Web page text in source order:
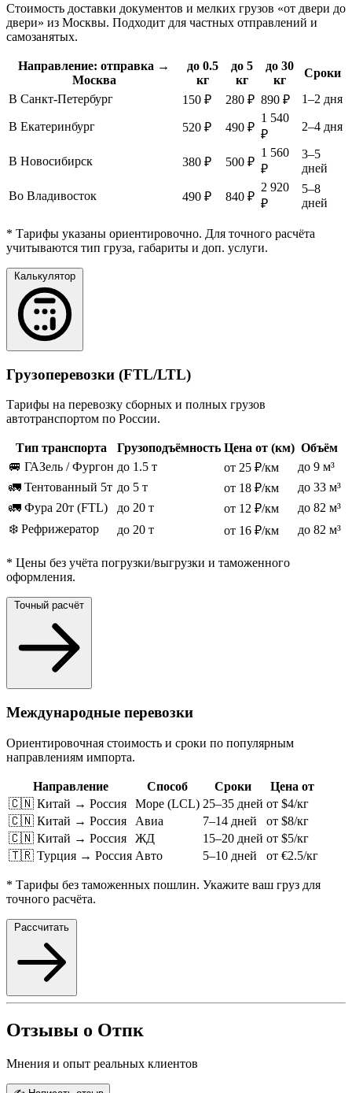
Стоимость доставки документов и мелких грузов «от двери до
двери» из Москвы. Подходит для частных отправлений и
самозанятых.
Направление: отправка →
Москва
до 0.5
кг
до 5
кг
до 30
кг
Сроки
В Санкт-Петербург
150 ₽ 280 ₽ 890 ₽ 1–2 дня
В Екатеринбург 520 ₽ 490 ₽
1 540
₽
2–4 дня
В Новосибирск 380 ₽ 500 ₽
1 560
₽
3–5
дней
Во Владивосток 490 ₽ 840 ₽
2 920
₽
5–8
дней
* Тарифы указаны ориентировочно. Для точного расчёта
учитываются тип груза, габариты и доп. услуги.
Калькулятор
Грузоперевозки (FTL/LTL)
Тарифы на перевозку сборных и полных грузов
автотранспортом по России.
Тип транспорта Грузоподъёмность Цена от (км) Объём
🚐 ГАЗель / Фургон до 1.5 т от 25 ₽/км
до 9 м³
🚛 Тентованный 5т до 5 т от 18 ₽/км
до 33 м³
🚛 Фура 20т (FTL)
до 20 т от 12 ₽/км
до 82 м³
❄️ Рефрижератор
до 20 т от 16 ₽/км до 82 м³
* Цены без учёта погрузки/выгрузки и таможенного
оформления.
Точный расчёт
Международные перевозки
Ориентировочная стоимость и сроки по популярным
направлениям импорта.
Направление Способ Сроки
Цена от
🇨🇳 Китай → Россия
Море (LCL) 25–35 дней от $4/кг
🇨🇳 Китай → Россия
Авиа 7–14 дней
от $8/кг
🇨🇳 Китай → Россия
ЖД 15–20 дней от $5/кг
🇹🇷 Турция → Россия Авто 5–10 дней от €2.5/кг
* Тарифы без таможенных пошлин. Укажите ваш груз для
точного расчёта.
Рассчитать
Отзывы о Отпк
Мнения и опыт реальных клиентов